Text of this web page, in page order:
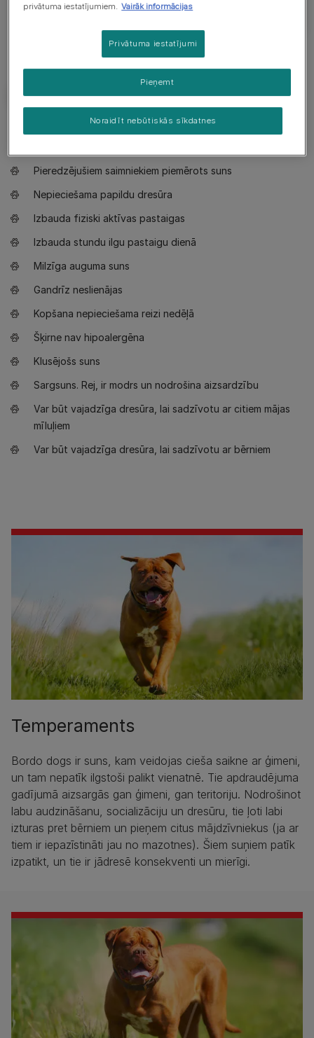
Nepieciešams zināt
Pieredzējušiem saimniekiem piemērots suns
Nepieciešama papildu dresūra
Izbauda fiziski aktīvas pastaigas
Izbauda stundu ilgu pastaigu dienā
Milzīga auguma suns
Gandrīz neslienājas
Kopšana nepieciešama reizi nedēļā
Šķirne nav hipoalergēna
Klusējošs suns
Sargsuns. Rej, ir modrs un nodrošina aizsardzību
Var būt vajadzīga dresūra, lai sadzīvotu ar citiem mājas
mīluļiem
Var būt vajadzīga dresūra, lai sadzīvotu ar bērniem
Temperaments
Bordo dogs ir suns, kam veidojas cieša saikne ar ģimeni,
un tam nepatīk ilgstoši palikt vienatnē. Tie apdraudējuma
gadījumā aizsargās gan ģimeni, gan teritoriju. Nodrošinot
labu audzināšanu, socializāciju un dresūru, tie ļoti labi
izturas pret bērniem un pieņem citus mājdzīvniekus (ja ar
tiem ir iepazīstināti jau no mazotnes). Šiem suņiem patīk
izpatikt, un tie ir jādresē konsekventi un mierīgi.
privātuma iestatījumiem. Vairāk informācijas
Privātuma iestatījumi
Noraidīt nebūtiskās sīkdatnes
Pieņemt